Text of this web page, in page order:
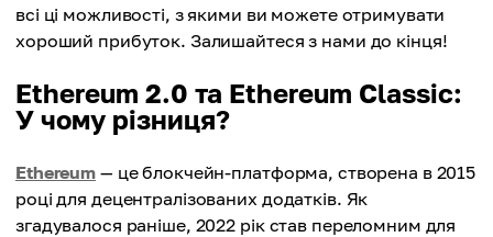
всі ці можливості, з якими ви можете отримувати
хороший прибуток. Залишайтеся з нами до кінця!
Ethereum 2.0 та Ethereum Classic:
У чому різниця?
Ethereum — це блокчейн-платформа, створена в 2015
році для децентралізованих додатків. Як
згадувалося раніше, 2022 рік став переломним для